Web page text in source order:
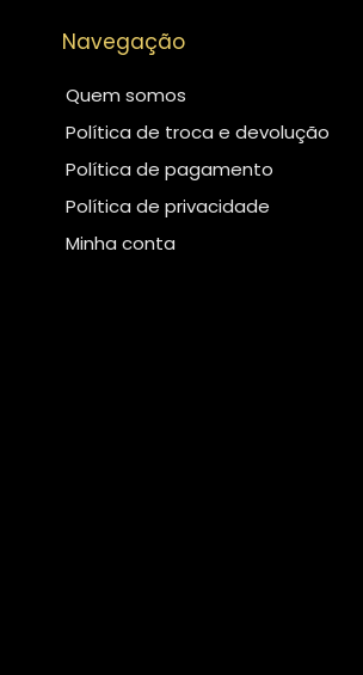
Navegação
Quem somos
Política de troca e devolução
Política de pagamento
Política de privacidade
Minha conta